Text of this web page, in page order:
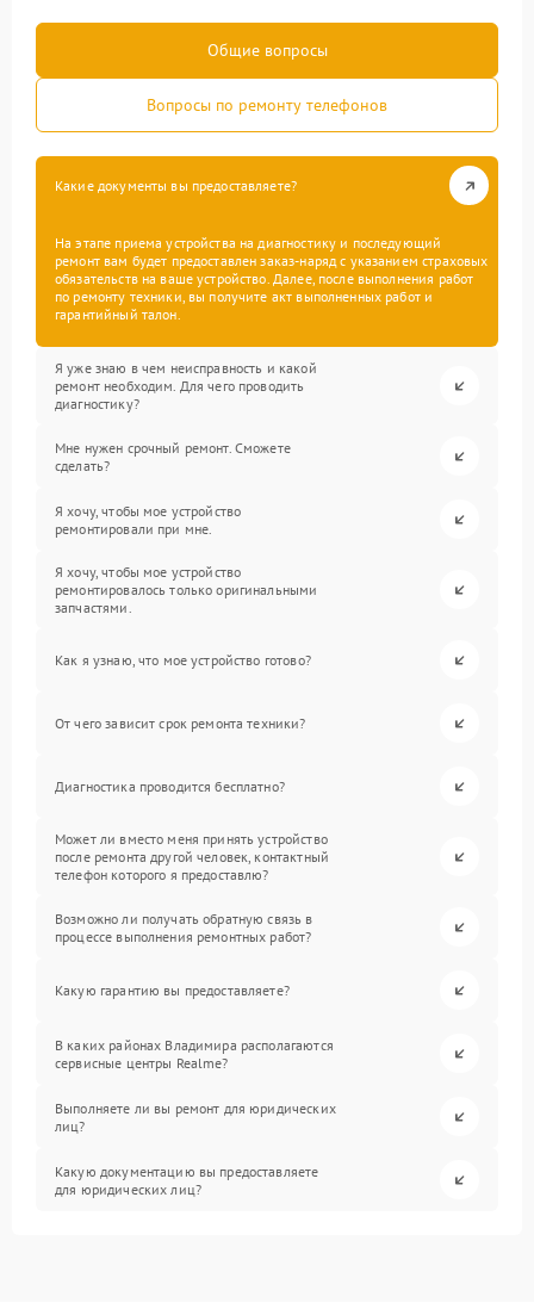
Общие вопросы
Вопросы по ремонту телефонов
Какие документы вы предоставляете?
На этапе приема устройства на диагностику и последующий
ремонт вам будет предоставлен заказ-наряд с указанием страховых
обязательств на ваше устройство. Далее, после выполнения работ
по ремонту техники, вы получите акт выполненных работ и
гарантийный талон.
Я уже знаю в чем неисправность и какой
ремонт необходим. Для чего проводить
диагностику?
Мне нужен срочный ремонт. Сможете
сделать?
Я хочу, чтобы мое устройство
ремонтировали при мне.
Я хочу, чтобы мое устройство
ремонтировалось только оригинальными
запчастями.
Как я узнаю, что мое устройство готово?
От чего зависит срок ремонта техники?
Диагностика проводится бесплатно?
Может ли вместо меня принять устройство
после ремонта другой человек, контактный
телефон которого я предоставлю?
Возможно ли получать обратную связь в
процессе выполнения ремонтных работ?
Какую гарантию вы предоставляете?
В каких районах Владимира располагаются
сервисные центры Realme?
Выполняете ли вы ремонт для юридических
лиц?
Какую документацию вы предоставляете
для юридических лиц?